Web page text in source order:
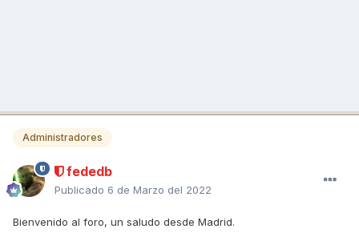
Administradores
fededb
Publicado 6 de Marzo del 2022
Bienvenido al foro, un saludo desde Madrid.